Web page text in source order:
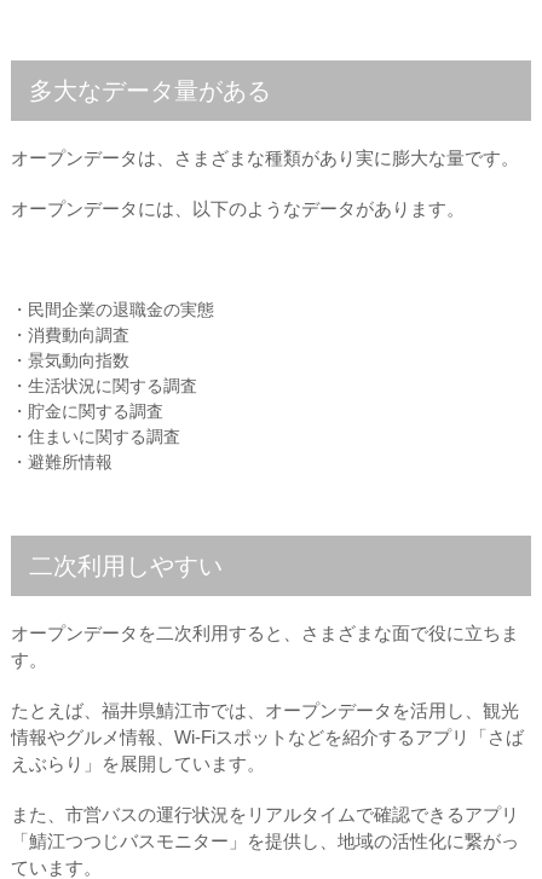
多大なデータ量がある
オープンデータは、さまざまな種類があり実に膨大な量です。
オープンデータには、以下のようなデータがあります。
・民間企業の退職金の実態
・消費動向調査
・景気動向指数
・生活状況に関する調査
・貯金に関する調査
・住まいに関する調査
・避難所情報
二次利用しやすい
オープンデータを二次利用すると、さまざまな面で役に立ちま
す。
たとえば、福井県鯖江市では、オープンデータを活用し、観光
情報やグルメ情報、Wi-Fiスポットなどを紹介するアプリ「さば
えぶらり」を展開しています。
また、市営バスの運行状況をリアルタイムで確認できるアプリ
「鯖江つつじバスモニター」を提供し、地域の活性化に繋がっ
ています。